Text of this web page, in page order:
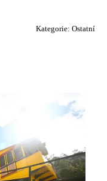
Kategorie: Ostatní